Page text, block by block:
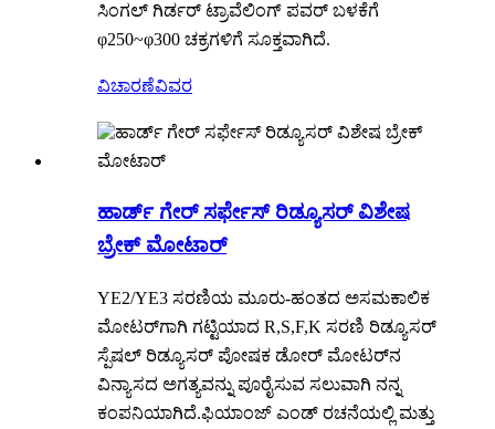
ಸಿಂಗಲ್ ಗಿರ್ಡರ್ ಟ್ರಾವೆಲಿಂಗ್ ಪವರ್ ಬಳಕೆಗೆ
φ250~φ300 ಚಕ್ರಗಳಿಗೆ ಸೂಕ್ತವಾಗಿದೆ.
ವಿಚಾರಣೆವಿವರ
ಹಾರ್ಡ್ ಗೇರ್ ಸರ್ಫೇಸ್ ರಿಡ್ಯೂಸರ್ ವಿಶೇಷ
ಬ್ರೇಕ್ ಮೋಟಾರ್
YE2/YE3 ಸರಣಿಯ ಮೂರು-ಹಂತದ ಅಸಮಕಾಲಿಕ
ಮೋಟರ್‌ಗಾಗಿ ಗಟ್ಟಿಯಾದ R,S,F,K ಸರಣಿ ರಿಡ್ಯೂಸರ್
ಸ್ಪೆಷಲ್ ರಿಡ್ಯೂಸರ್ ಪೋಷಕ ಡೋರ್ ಮೋಟರ್‌ನ
ವಿನ್ಯಾಸದ ಅಗತ್ಯವನ್ನು ಪೂರೈಸುವ ಸಲುವಾಗಿ ನನ್ನ
ಕಂಪನಿಯಾಗಿದೆ.ಫಿಯಾಂಜ್ ಎಂಡ್ ರಚನೆಯಲ್ಲಿ ಮತ್ತು